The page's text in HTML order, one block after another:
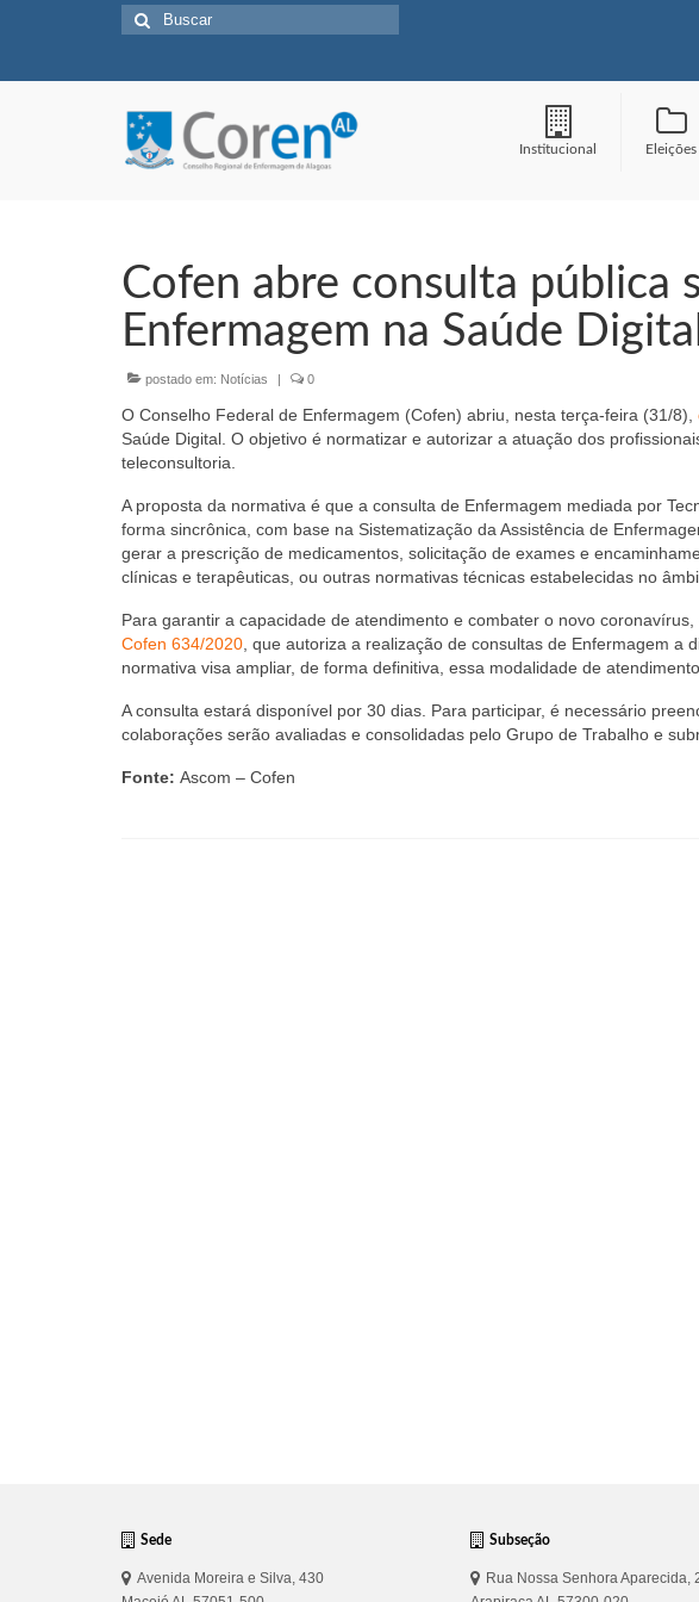
Buscar
por:
Institucional Eleições
Cofen abre consulta pública
Enfermagem na Saúde Digital
postado em: Notícias | 0
O Conselho Federal de Enfermagem (Cofen) abriu, nesta terça-feira (31/8),
Saúde Digital. O objetivo é normatizar e autorizar a atuação dos
teleconsultoria.
A proposta da normativa é que a consulta de Enfermagem mediada por
forma sincrônica, com base na Sistematização da Assistência de
gerar a prescrição de medicamentos, solicitação de exames e
clínicas e terapêuticas, ou outras normativas técnicas estabelecidas no
Para garantir a capacidade de atendimento e combater o novo
Cofen 634/2020 , que autoriza a realização de consultas de Enfermagem
normativa visa ampliar, de forma definitiva, essa modalidade de
A consulta estará disponível por 30 dias. Para participar, é necessário
colaborações serão avaliadas e consolidadas pelo Grupo de Trabalho e
Fonte: Ascom – Cofen
Sede
Avenida Moreira e Silva, 430
Subseção
Rua Nossa Senhora Aparecida,